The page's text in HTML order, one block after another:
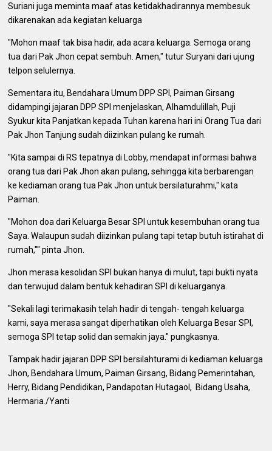
Suriani juga meminta maaf atas ketidakhadirannya membesuk
dikarenakan ada kegiatan keluarga
"Mohon maaf tak bisa hadir, ada acara keluarga. Semoga orang
tua dari Pak Jhon cepat sembuh. Amen," tutur Suryani dari ujung
telpon selulernya.
Sementara itu, Bendahara Umum DPP SPI, Paiman Girsang
didampingi jajaran DPP SPI menjelaskan, Alhamdulillah, Puji
Syukur kita Panjatkan kepada Tuhan karena hari ini Orang Tua dari
Pak Jhon Tanjung sudah diizinkan pulang ke rumah.
"Kita sampai di RS tepatnya di Lobby, mendapat informasi bahwa
orang tua dari Pak Jhon akan pulang, sehingga kita berbarengan
ke kediaman orang tua Pak Jhon untuk bersilaturahmi," kata
Paiman.
"Mohon doa dari Keluarga Besar SPI untuk kesembuhan orang tua
Saya. Walaupun sudah diizinkan pulang tapi tetap butuh istirahat di
rumah,"" pinta Jhon.
Jhon merasa kesolidan SPI bukan hanya di mulut, tapi bukti nyata
dan terwujud dalam bentuk kehadiran SPI di keluarganya.
"Sekali lagi terimakasih telah hadir di tengah- tengah keluarga
kami, saya merasa sangat diperhatikan oleh Keluarga Besar SPI,
semoga SPI tetap solid dan semakin jaya." pungkasnya.
Tampak hadir jajaran DPP SPI bersilahturami di kediaman keluarga
Jhon, Bendahara Umum, Paiman Girsang, Bidang Pemerintahan,
Herry, Bidang Pendidikan, Pandapotan Hutagaol, Bidang Usaha,
Hermaria./Yanti